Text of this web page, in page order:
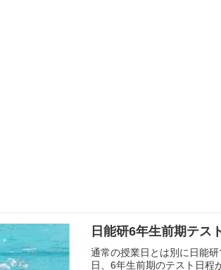
日能研6年生前期テス
通常の授業日とは別に日能
日、6年生前期のテスト日程